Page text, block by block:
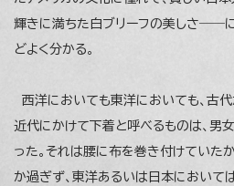
輝きに満ちた白ブリーフの美しさ――
どよく分かる。
西洋においても東洋においても、古
近代にかけて下着と呼べるものは、男
った。それは腰に布を巻き付けていた
か過ぎず、東洋あるいは日本において